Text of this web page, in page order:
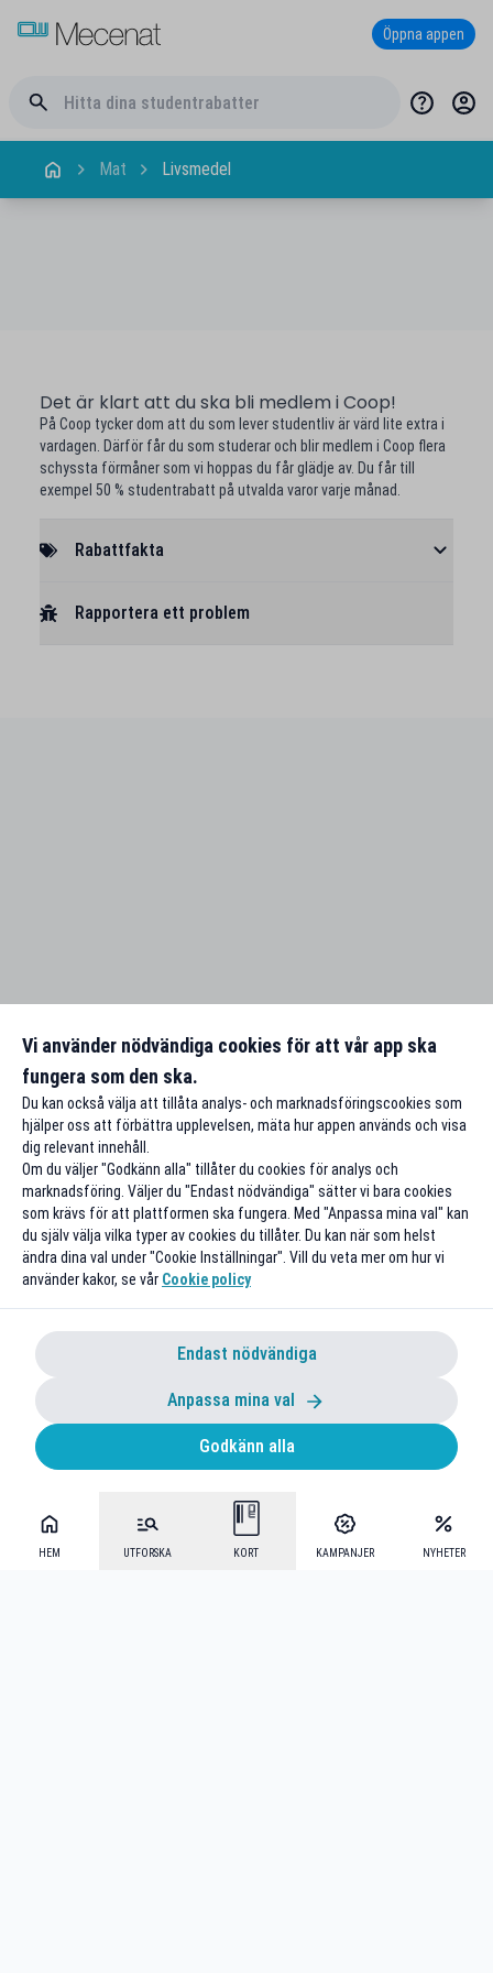
HEM UTFORSKA KORT KAMPANJER NYHETER
Öppna appen
Mat Livsmedel
Det är klart att du ska bli medlem i Coop!
På Coop tycker dom att du som lever studentliv är värd lite extra i
vardagen. Därför får du som studerar och blir medlem i Coop flera
schyssta förmåner som vi hoppas du får glädje av. Du får till
exempel 50 % studentrabatt på utvalda varor varje månad.
Rabattfakta
Rapportera ett problem
Vi använder nödvändiga cookies för att vår app ska
fungera som den ska.
Du kan också välja att tillåta analys- och marknadsföringscookies som
hjälper oss att förbättra upplevelsen, mäta hur appen används och visa
dig relevant innehåll.
Om du väljer "Godkänn alla" tillåter du cookies för analys och
marknadsföring. Väljer du "Endast nödvändiga" sätter vi bara cookies
som krävs för att plattformen ska fungera. Med "Anpassa mina val" kan
du själv välja vilka typer av cookies du tillåter. Du kan när som helst
ändra dina val under "Cookie Inställningar". Vill du veta mer om hur vi
använder kakor, se vår Cookie policy
Endast nödvändiga
Anpassa mina val
Godkänn alla